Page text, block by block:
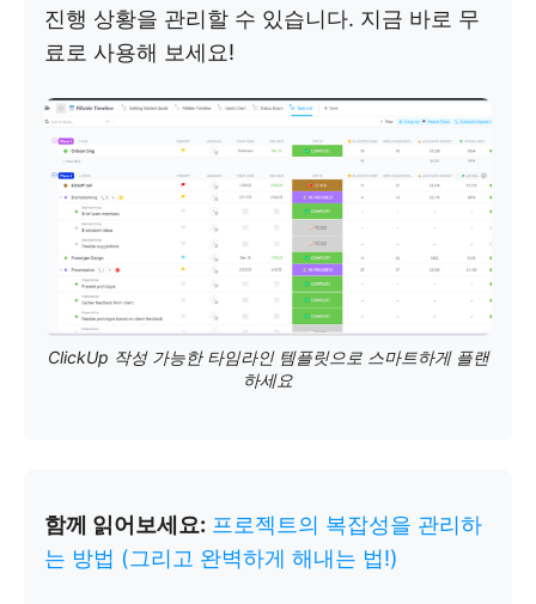
진행 상황을 관리할 수 있습니다. 지금 바로 무
료로 사용해 보세요!
ClickUp 작성 가능한 타임라인 템플릿으로 스마트하게 플랜
하세요
함께 읽어보세요: 프로젝트의 복잡성을 관리하
는 방법 (그리고 완벽하게 해내는 법!)